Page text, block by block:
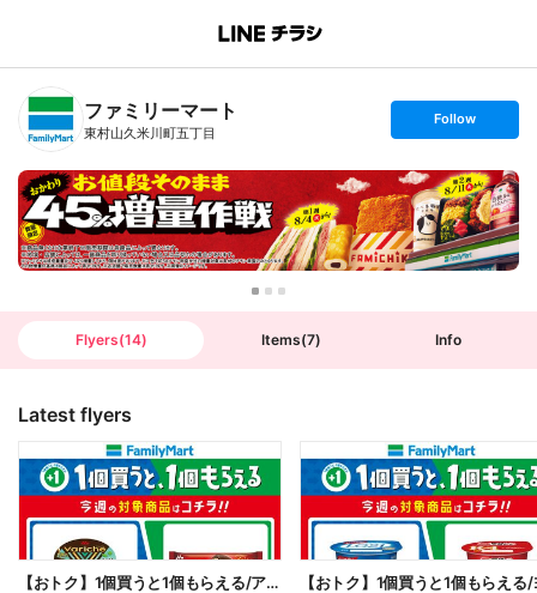
B
n
T
ファミリーマート
東村山久米川町五丁目
s
t
o
l
l
o
w
Follow
Flyers(14) Items(7) Info
Latest flyers
【おトク】1個買うと1個もらえる/アイス